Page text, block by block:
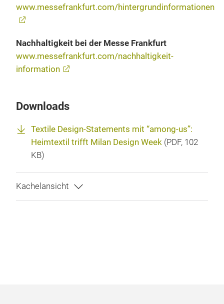
www.messefrankfurt.com/hintergrundinformationen
Nachhaltigkeit bei der Messe Frankfurt
www.messefrankfurt.com/nachhaltigkeit-
information
Downloads
Textile Design-Statements mit “among-us”:
Heimtextil trifft Milan Design Week (PDF, 102
KB)